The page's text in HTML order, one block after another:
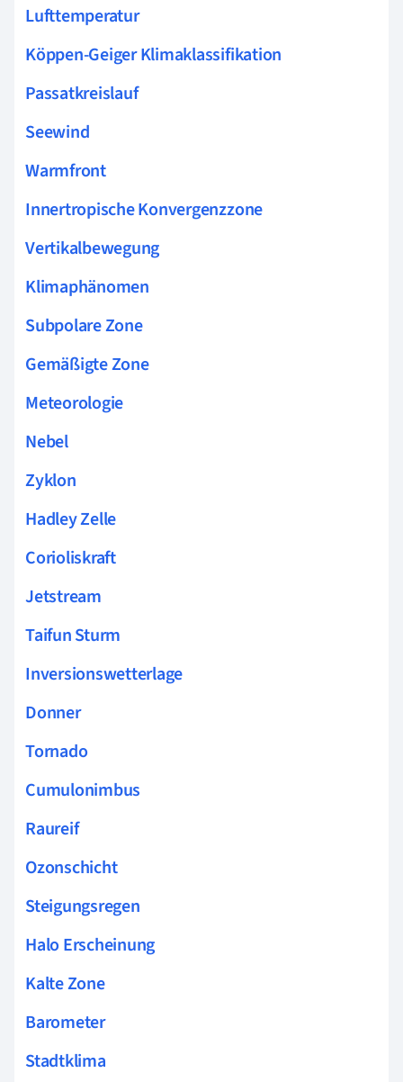
Lufttemperatur
Köppen-Geiger Klimaklassifikation
Passatkreislauf
Seewind
Warmfront
Innertropische Konvergenzzone
Vertikalbewegung
Klimaphänomen
Subpolare Zone
Gemäßigte Zone
Meteorologie
Nebel
Zyklon
Hadley Zelle
Corioliskraft
Jetstream
Taifun Sturm
Inversionswetterlage
Donner
Tornado
Cumulonimbus
Raureif
Ozonschicht
Steigungsregen
Halo Erscheinung
Kalte Zone
Barometer
Stadtklima